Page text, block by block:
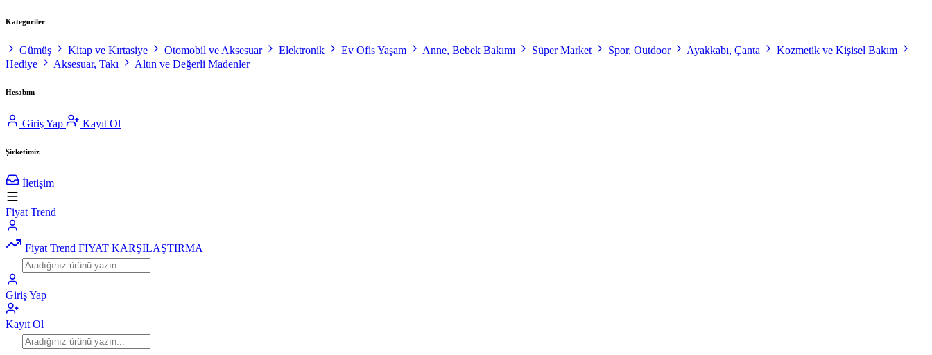
Kategoriler
Gümüş Kitap ve Kırtasiye Otomobil ve Aksesuar Elektronik Ev Ofis Yaşam Anne, Bebek Bakımı Süper Market Spor, Outdoor Ayakkabı, Çanta
Kozmetik ve Kişisel Bakım
Hediye
Aksesuar, Takı Altın ve Değerli Madenler
Hesabım
Giriş Yap Kayıt Ol
Şirketimiz
İletişim
Fiyat Trend
Fiyat Trend FIYAT KARŞILAŞTIRMA
Giriş Yap
Kayıt Ol